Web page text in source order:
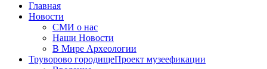
Главная
Новости
СМИ о нас
Наши Новости
В Мире Археологии
Труворово городищеПроект музеефикации